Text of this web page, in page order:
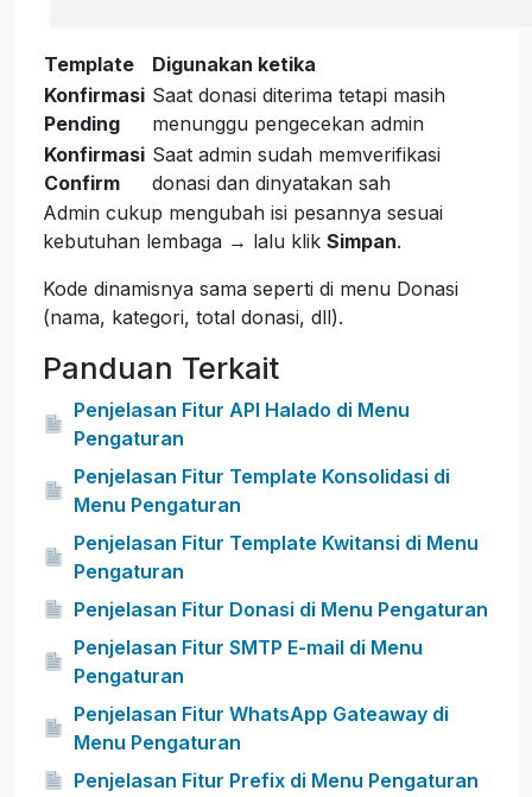
Template
Digunakan ketika
Konfirmasi
Pending
Saat donasi diterima tetapi masih
menunggu pengecekan admin
Konfirmasi
Confirm
Saat admin sudah memverifikasi
donasi dan dinyatakan sah
Admin cukup mengubah isi pesannya sesuai
kebutuhan lembaga → lalu klik Simpan.
Kode dinamisnya sama seperti di menu Donasi
(nama, kategori, total donasi, dll).
Panduan Terkait
Penjelasan Fitur API Halado di Menu
Pengaturan
Penjelasan Fitur Template Konsolidasi di
Menu Pengaturan
Penjelasan Fitur Template Kwitansi di Menu
Pengaturan
Penjelasan Fitur Donasi di Menu Pengaturan
Penjelasan Fitur SMTP E-mail di Menu
Pengaturan
Penjelasan Fitur WhatsApp Gateaway di
Menu Pengaturan
Penjelasan Fitur Prefix di Menu Pengaturan